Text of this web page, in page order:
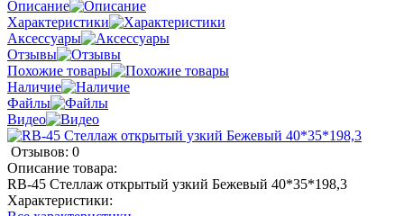
Описание
Характеристики
Аксессуары
Отзывы
Похожие товары
Наличие
Файлы
Видео
Отзывов: 0
Описание товара:
RB-45 Стеллаж открытый узкий Бежевый 40*35*198,3
Характеристики: